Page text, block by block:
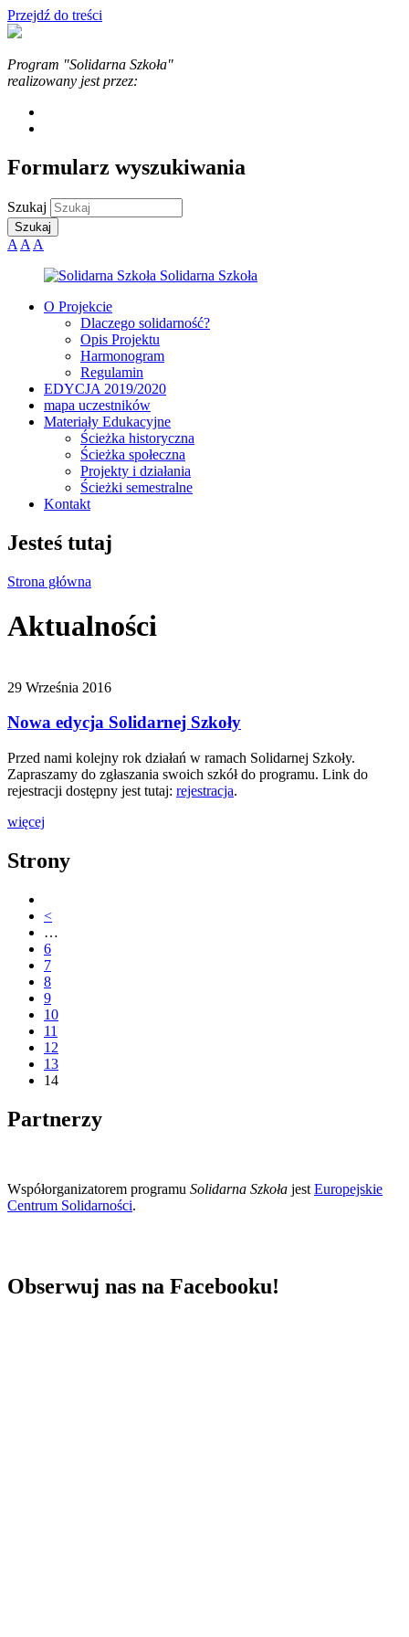
Przejdź do treści
Program "Solidarna Szkoła"
realizowany jest przez:
Formularz wyszukiwania
Szukaj
A A A
O Projekcie
Dlaczego solidarność?
Opis Projektu
Harmonogram
Regulamin
EDYCJA 2019/2020
mapa uczestników
Materiały Edukacyjne
Ścieżka historyczna
Ścieżka społeczna
Projekty i działania
Ścieżki semestralne
Kontakt
Jesteś tutaj
Strona główna
Aktualności
29 Września 2016
Nowa edycja Solidarnej Szkoły
Przed nami kolejny rok działań w ramach Solidarnej Szkoły.
Zapraszamy do zgłaszania swoich szkół do programu. Link do
rejestracji dostępny jest tutaj: rejestracja.
więcej
Strony
<
…
6
7
8
9
10
11
12
13
14
Partnerzy
Współorganizatorem programu Solidarna Szkoła jest Europejskie
Centrum Solidarności.
Obserwuj nas na Facebooku!